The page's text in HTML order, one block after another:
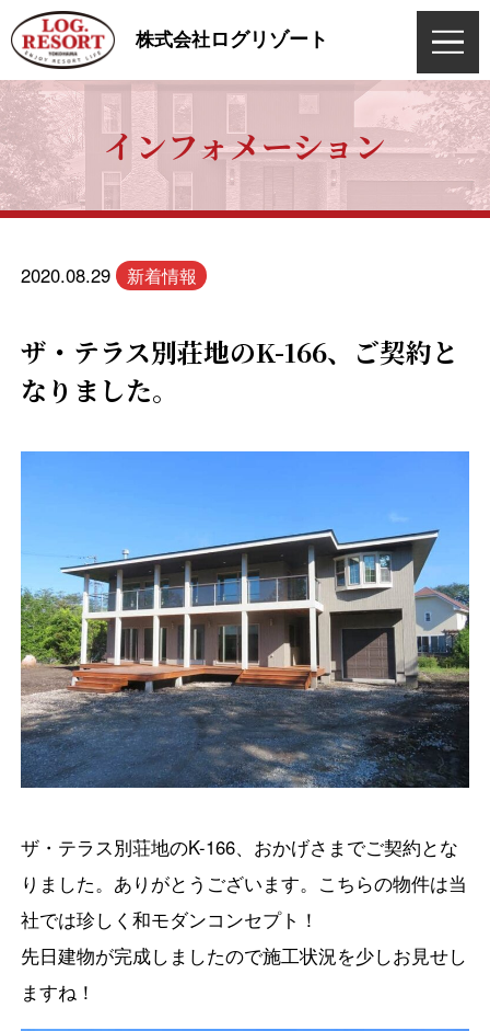
株式会社ログリゾート
インフォメーション
2020.08.29 新着情報
ザ・テラス別荘地のK-166、ご契約と
なりました。
ザ・テラス別荘地のK-166、おかげさまでご契約とな
りました。ありがとうございます。こちらの物件は当
社では珍しく和モダンコンセプト！
先日建物が完成しましたので施工状況を少しお見せし
ますね！